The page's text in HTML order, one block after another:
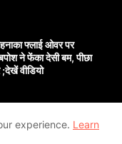
फ्लाई ओवर पर
ने फेंका देसी बम, पीछा
वीडियो
experience. Learn